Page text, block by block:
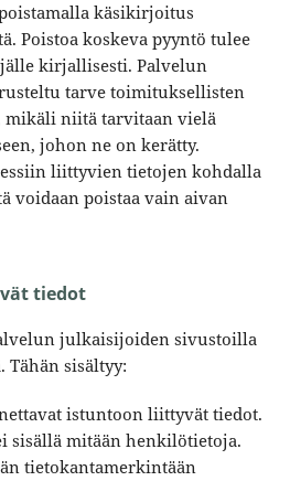
käsikirjoitus
Poistoa koskeva pyyntö tulee
kirjallisesti. Palvelun
tarve toimituksellisten
mikäli niitä tarvitaan vielä
johon ne on kerätty.
liittyvien tietojen kohdalla
voidaan poistaa vain aivan
tiedot
julkaisijoiden sivustoilla
sisältyy:
istuntoon liittyvät tiedot.
sisällä mitään henkilötietoja.
tietokantamerkintään